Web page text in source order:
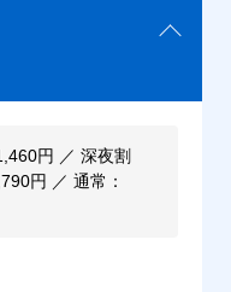
円 ／ 深夜割
円 ／ 通常：